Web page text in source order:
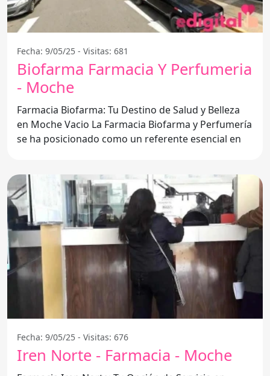
Fecha: 9/05/25 - Visitas: 681
Biofarma Farmacia Y Perfumeria
- Moche
Farmacia Biofarma: Tu Destino de Salud y Belleza
en Moche Vacio La Farmacia Biofarma y Perfumería
se ha posicionado como un referente esencial en
Fecha: 9/05/25 - Visitas: 676
Iren Norte - Farmacia - Moche